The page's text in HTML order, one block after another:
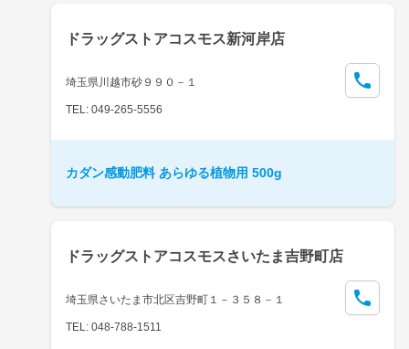
ドラッグストアコスモス新河岸店
埼玉県川越市砂９９０－１
TEL: 049-265-5556
カダン感動肥料 あらゆる植物用 500g
ドラッグストアコスモスさいたま吉野町店
埼玉県さいたま市北区吉野町１－３５８－１
TEL: 048-788-1511